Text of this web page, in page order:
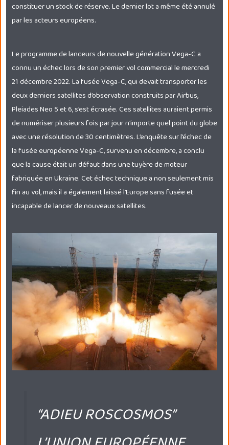
constituer un stock de réserve. Le dernier lot a même été annulé
par les acteurs européens.
Le programme de lanceurs de nouvelle génération Vega-C a
connu un échec lors de son premier vol commercial le mercredi
21 décembre 2022. La fusée Vega-C, qui devait transporter les
deux derniers satellites d’observation construits par Airbus,
Pleiades Neo 5 et 6, s’est écrasée. Ces satellites auraient permis
de numériser plusieurs fois par jour n’importe quel point du globe
avec une résolution de 30 centimètres. L’enquête sur l’échec de
la fusée européenne Vega-C, survenu en décembre, a conclu
que la cause était un défaut dans une tuyère de moteur
fabriquée en Ukraine. Cet échec technique a non seulement mis
fin au vol, mais il a également laissé l’Europe sans fusée et
incapable de lancer de nouveaux satellites.
“ADIEU ROSCOSMOS”